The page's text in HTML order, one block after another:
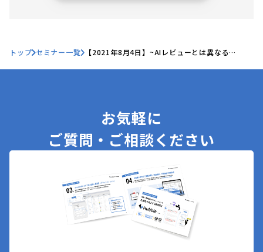
トップ セミナー一覧 【2021年8月4日】~AIレビューとは異なる
お気軽に
ご質問・ご相談ください